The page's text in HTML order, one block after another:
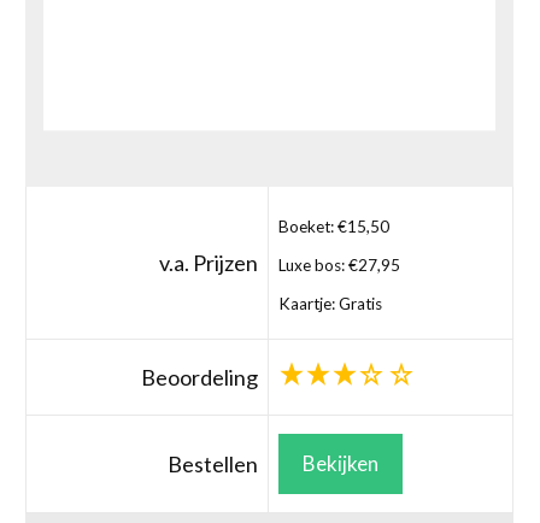
v.a. Prijzen
Boeket: €15,50
Luxe bos: €27,95
Kaartje: Gratis
Beoordeling
Bestellen Bekijken